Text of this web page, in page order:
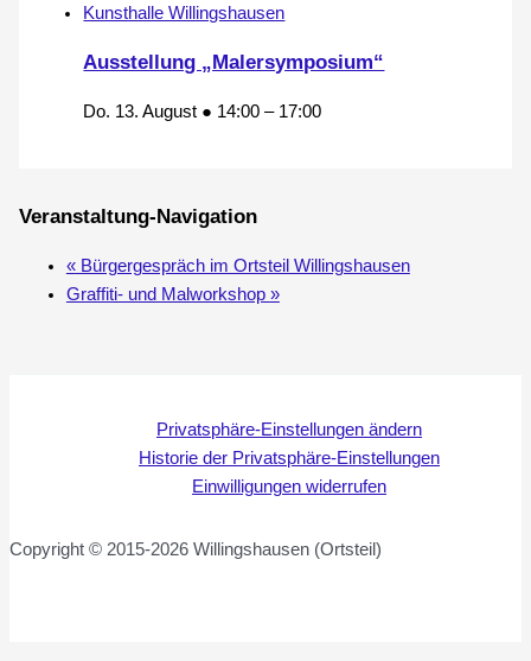
Ausstellung „Malersymposium“
Do. 13. August ● 14:00 – 17:00
Veranstaltung-Navigation
«Bürgergespräch im Ortsteil Willingshausen
Graffiti- und Malworkshop »
Privatsphäre-Einstellungen ändern
Historie der Privatsphäre-Einstellungen
Einwilligungen widerrufen
Copyright © 2015-2026 Willingshausen (Ortsteil)